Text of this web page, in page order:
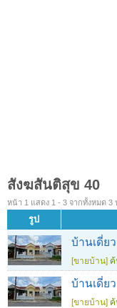
สังฆสันติสุข 40
หน้า 1 แสดง 1 - 3 จากทั้งหมด 3
รูป
บ้านเดี่ย
[ขายบ้าน]
บ้านเดี่ย
[ขายบ้าน]